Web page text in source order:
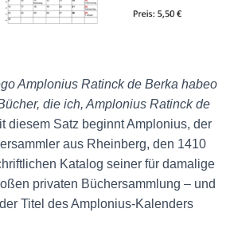
Amplonius Ratinck de Berka habeo
die ich, Amplonius Ratinck de
diesem Satz beginnt Amplonius, der
aus Rheinberg, den 1410
Katalog seiner für damalige
privaten Büchersammlung – und
Titel des Amplonius-Kalenders